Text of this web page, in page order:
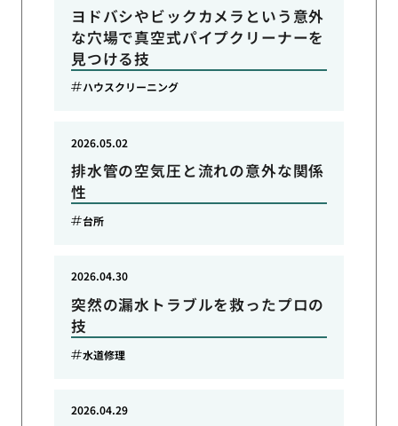
ヨドバシやビックカメラという意外
な穴場で真空式パイプクリーナーを
見つける技
ハウスクリーニング
排水管の空気圧と流れの意外な関係
性
2026.05.02
台所
突然の漏水トラブルを救ったプロの
技
2026.04.30
水道修理
2026.04.29